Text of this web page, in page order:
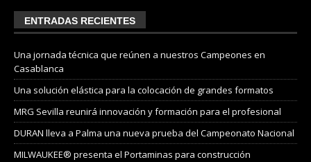
ENTRADAS RECIENTES
Una jornada técnica que reúnen a nuestros Campeones en
Casablanca
Una solución elástica para la colocación de grandes formatos
MRG Sevilla reunirá innovación y formación para el profesional
DURAN lleva a Palma una nueva prueba del Campeonato Nacional
MILWAUKEE® presenta el Portaminas para construcción